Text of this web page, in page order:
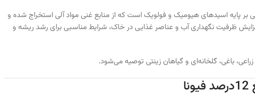
فیونا محصولی بر پایه اسیدهای هیومیک و فولویک است که از منابع غنی مواد آلی استخراج شده و
ظرفیت نگهداری آب و عناصر غذایی در خاک، شرایط مناسبی برای رشد ریشه و
باغی، گلخانه‌ای و گیاهان زینتی توصیه می‌شود.